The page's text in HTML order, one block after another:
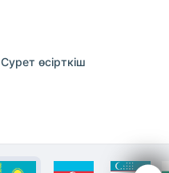
Сурет өсірткіш